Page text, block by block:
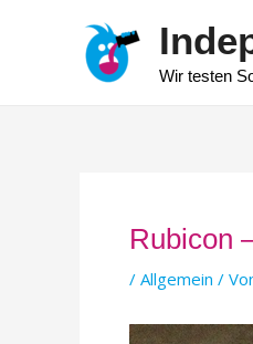
Wir testen
Rubicon
/ Allgemein /